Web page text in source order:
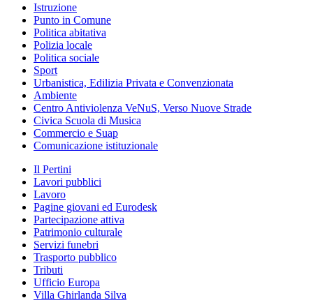
Istruzione
Punto in Comune
Politica abitativa
Polizia locale
Politica sociale
Sport
Urbanistica, Edilizia Privata e Convenzionata
Ambiente
Centro Antiviolenza VeNuS, Verso Nuove Strade
Civica Scuola di Musica
Commercio e Suap
Comunicazione istituzionale
Il Pertini
Lavori pubblici
Lavoro
Pagine giovani ed Eurodesk
Partecipazione attiva
Patrimonio culturale
Servizi funebri
Trasporto pubblico
Tributi
Ufficio Europa
Villa Ghirlanda Silva